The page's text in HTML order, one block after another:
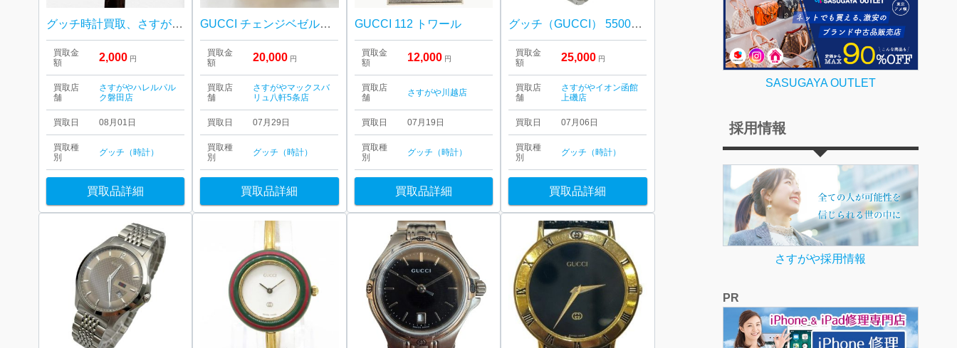
グッチ時計買取、さすがやハレルパルク磐田店
買取金
額
2,000 円
買取店
舗
さすがやハレルパル
ク磐田店
買取日 08月01日
買取種
別
グッチ（時計）
買取品詳細
GUCCI チェンジベゼルウォッチ 6色
買取金
額
20,000 円
買取店
舗
さすがやマックスバ
リュ八軒5条店
買取日 07月29日
買取種
別
グッチ（時計）
買取品詳細
GUCCI 112 トワール
買取金
額
12,000 円
買取店
舗
さすがや川越店
買取日 07月19日
買取種
別
グッチ（時計）
買取品詳細
グッチ（GUCCI） 5500M クォーツ メンズウォッチ
買取金
額
25,000 円
買取店
舗
さすがやイオン函館
上磯店
買取日 07月06日
買取種
別
グッチ（時計）
買取品詳細
SASUGAYA OUTLET
採用情報
さすがや採用情報
PR